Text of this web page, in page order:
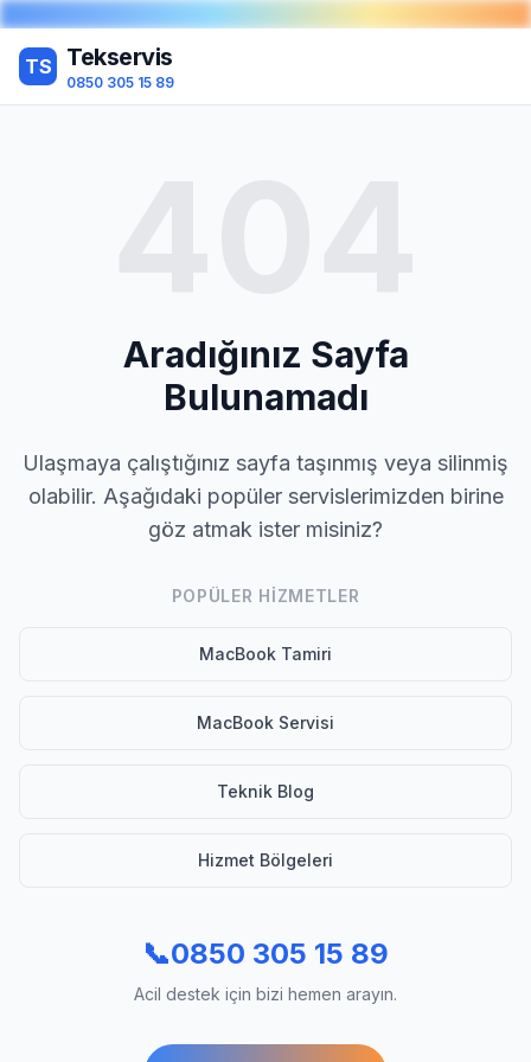
TS Tekservis
0850 305 15 89
Aradığınız Sayfa
Bulunamadı
Ulaşmaya çalıştığınız sayfa taşınmış veya silinmiş
olabilir. Aşağıdaki popüler servislerimizden birine
göz atmak ister misiniz?
POPÜLER HIZMETLER
MacBook Tamiri
MacBook Servisi
Teknik Blog
Hizmet Bölgeleri
📞0850 305 15 89
Acil destek için bizi hemen arayın.